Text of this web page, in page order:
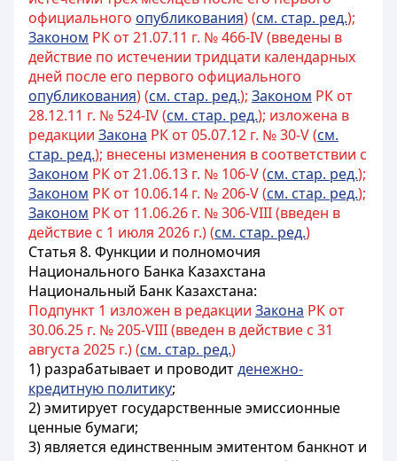
официального опубликования) (см. стар. ред.);
Законом РК от 21.07.11 г. № 466-IV (введены в
действие по истечении тридцати календарных
дней после его первого официального
опубликования) (см. стар. ред.); Законом РК от
28.12.11 г. № 524-IV (см. стар. ред.); изложена в
редакции Закона РК от 05.07.12 г. № 30-V (см.
стар. ред.); внесены изменения в соответствии с
Законом РК от 21.06.13 г. № 106-V (см. стар. ред.);
Законом РК от 10.06.14 г. № 206-V (см. стар. ред.);
Законом РК от 11.06.26 г. № 306-VIII (введен в
действие с 1 июля 2026 г.) (см. стар. ред.)
Статья 8. Функции и полномочия
Национального Банка Казахстана
Национальный Банк Казахстана:
Подпункт 1 изложен в редакции Закона РК от
30.06.25 г. № 205-VIII (введен в действие с 31
августа 2025 г.) (см. стар. ред.)
1) разрабатывает и проводитденежно-
кредитную политику;
2) эмитирует государственные эмиссионные
ценные бумаги;
3) является единственным эмитентом банкнот и